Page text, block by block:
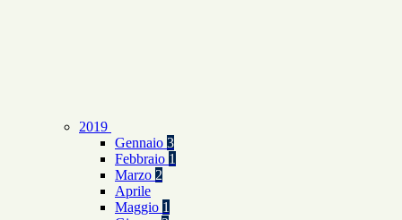
2019
Gennaio 3
Febbraio 1
Marzo 2
Aprile
Maggio 1